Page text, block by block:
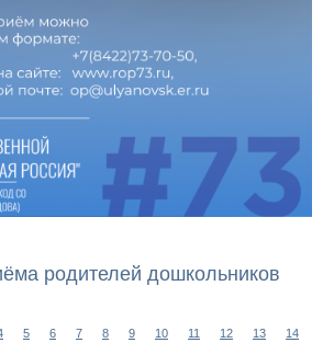
родителей дошкольников
5 6 7 8 9 10 11 12 13
14